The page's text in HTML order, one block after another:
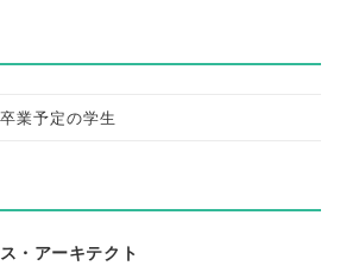
業予定の学生
・アーキテクト